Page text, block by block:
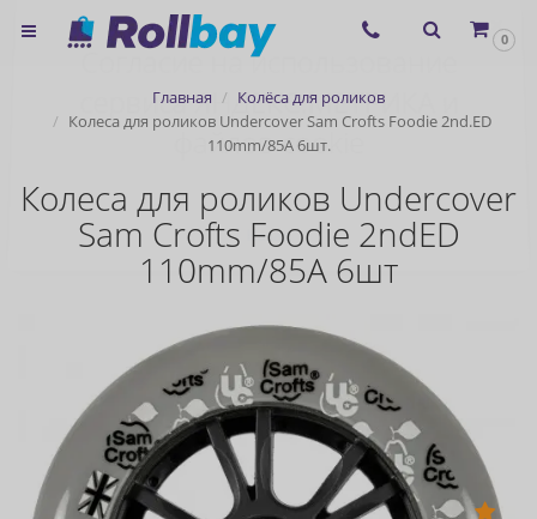
0
Главная
Колёса для роликов
Колеса для роликов Undercover Sam Crofts Foodie 2nd.ED
110mm/85A 6шт.
Колеса для роликов Undercover
Sam Crofts Foodie 2ndED
110mm/85A 6шт
×
сервиса ЯНДЕКС.МЕТРИКА и
файлов cookie
Назад